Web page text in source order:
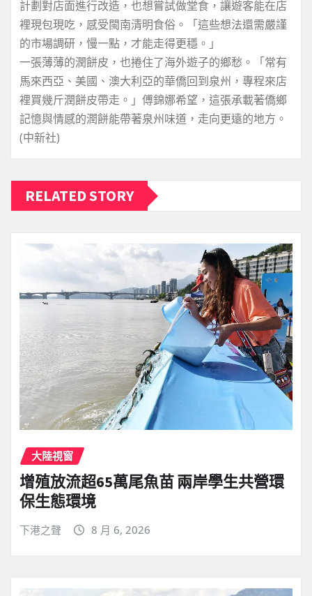
計劃對店面進行改造，也想嘗試做堂食，讓遊客能在店
裡現包現吃，感受閩南清明食俗。「這些想法還需嚴謹
的市場調研，慢一點，才能走得更穩。」
一張薄薄的潤餅皮，也捲住了海外遊子的鄉愁。「常有
馬來西亞、美國、澳大利亞的華僑回到泉州，專程來店
裡買幾斤潤餅皮帶走。」傅錦娜希望，這張承載著僑鄉
記憶與情感的潤餅能帶著泉州味道，走向更遠的地方。
(中新社)
RELATED STORY
大陸視窗
增殖放流超65萬尾魚苗 兩岸學生共營環
保生態環境
下港之聲 8 月 6, 2026